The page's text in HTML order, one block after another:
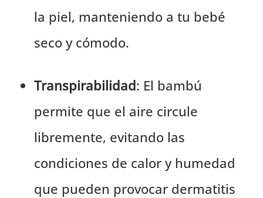
la piel, manteniendo a tu bebé
seco y cómodo.
Transpirabilidad: El bambú
permite que el aire circule
libremente, evitando las
condiciones de calor y humedad
que pueden provocar dermatitis